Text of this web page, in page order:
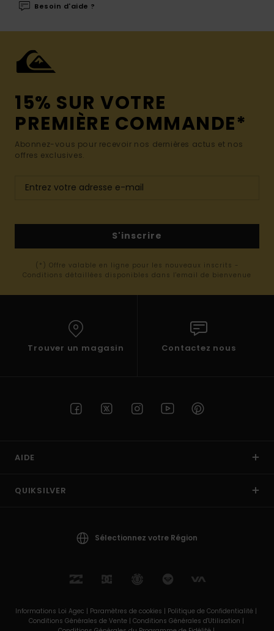
Besoin d'aide ?
15% SUR VOTRE
PREMIÈRE COMMANDE*
Abonnez-vous pour recevoir nos dernières actus et nos
offres exclusives.
S'inscrire
(*) Offre valable en ligne pour les nouveaux inscrits -
Conditions détaillées disponibles dans l'email de bienvenue
Trouver un magasin Contactez nous
AIDE
QUIKSILVER
Sélectionnez votre Région
Informations Loi Agec | Paramètres de cookies | Politique de Confidentialité |
Conditions Générales de Vente | Conditions Générales d'Utilisation |